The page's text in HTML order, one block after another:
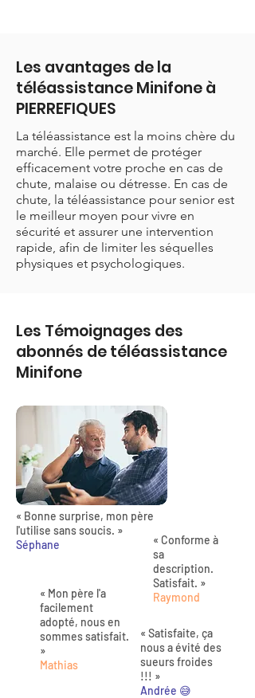
Les avantages de la
téléassistance Minifone à
PIERREFIQUES
La téléassistance est la moins chère du
marché. Elle permet de protéger
efficacement votre proche en cas de
chute, malaise ou détresse. En cas de
chute, la téléassistance pour senior est
le meilleur moyen pour vivre en
sécurité et assurer une intervention
rapide, afin de limiter les séquelles
physiques et psychologiques.
Les Témoignages des
abonnés de téléassistance
Minifone
« Bonne surprise, mon père
l'utilise sans soucis. »
Séphane
« Mon père l'a
facilement
adopté, nous en
sommes satisfait.
»
Mathias
« Conforme à
sa
description.
Satisfait. »
Raymond
« Satisfaite, ça
nous a évité des
sueurs froides
!!! »
Andrée 😅